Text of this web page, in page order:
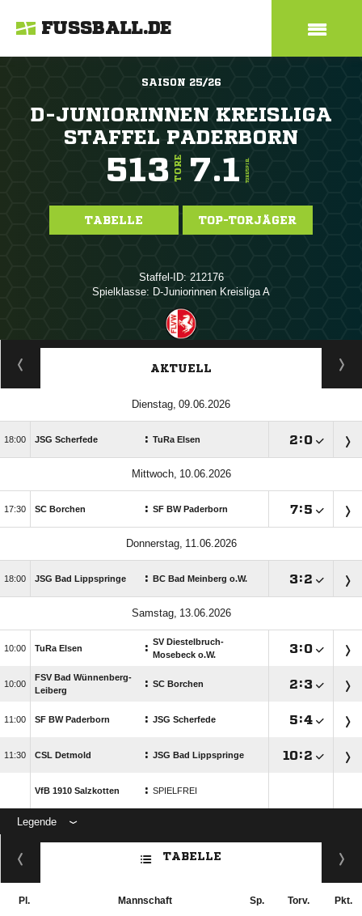
FUSSBALL.DE
SAISON 25/26
D-JUNIORINNEN KREISLIGA
STAFFEL PADERBORN
513 TORE 7.1 TORE/SPIEL
TABELLE TOP-TORJÄGER
Staffel-ID: 212176
Spielklasse: D-Juniorinnen Kreisliga A
ANZEIGE
AKTUELL
 
 JSG Scherfede : TuRa Elsen :
 
 SC Borchen : SF BW Paderborn :
 
 JSG Bad Lippspringe : BC Bad Meinberg o.W. :
 
 TuRa Elsen : SV Diestelbruch-
Mosebeck o.W.
:

FSV Bad Wünnenberg-
Leiberg
: SC Borchen :
 SF BW Paderborn : JSG Scherfede :
 CSL Detmold : JSG Bad Lippspringe :
VfB 1910 Salzkotten : SPIELFREI
Legende
ANZEIGE
TABELLE
Pl. Mannschaft Sp. Torv. Pkt.